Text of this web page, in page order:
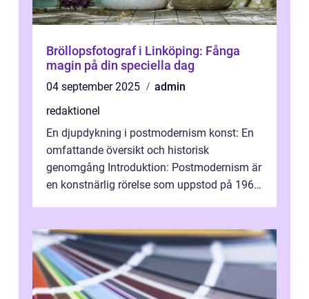
Bröllopsfotograf i Linköping: Fånga
magin på din speciella dag
04 september 2025
admin
redaktionel
En djupdykning i postmodernism konst: En
omfattande översikt och historisk
genomgång Introduktion: Postmodernism är
en konstnärlig rörelse som uppstod på 1960-